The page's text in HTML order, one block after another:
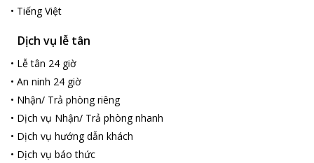
• Tiếng Việt
Dịch vụ lễ tân
• Lễ tân 24 giờ
• An ninh 24 giờ
• Nhận/ Trả phòng riêng
• Dịch vụ Nhận/ Trả phòng nhanh
• Dịch vụ hướng dẫn khách
• Dịch vụ báo thức